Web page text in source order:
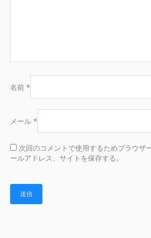
名前 *
メール *
次回のコメントで使用するためブラウザ
ールアドレス、サイトを保存する。